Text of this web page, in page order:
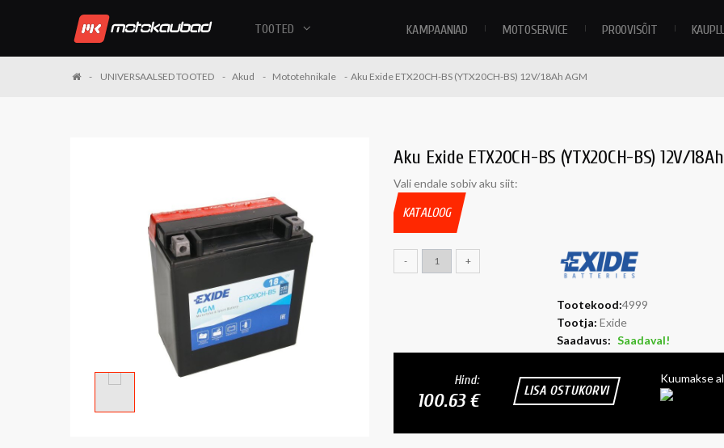
KAMPAANIAD MOTOSERVICE PROOVISÕIT
TOOTED
UNIVERSAALSED TOOTED Akud Mototehnikale Aku Exide ETX20CH-BS (YTX20CH-BS) 12V/18Ah AGM
Aku Exide ETX20CH-BS (YTX20CH-BS) 12V/
Vali endale sobiv aku siit:
KATALOOG
Tootekood:4999
Tootja: Exide
Saadavus: Saadaval!
- +
Hind:
100.63 €
Kuumakse
LISA OSTUKORVI